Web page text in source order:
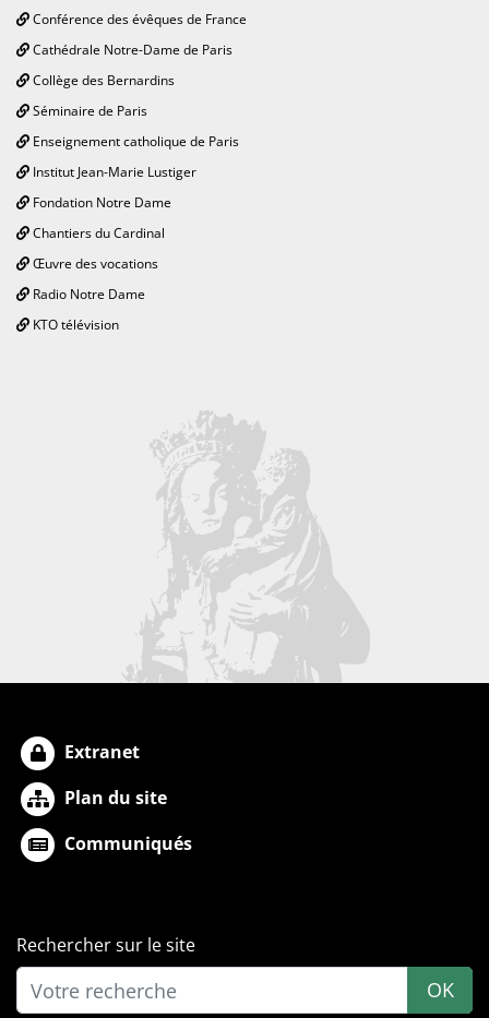
Conférence des évêques de France
Cathédrale Notre-Dame de Paris
Collège des Bernardins
Séminaire de Paris
Enseignement catholique de Paris
Institut Jean-Marie Lustiger
Fondation Notre Dame
Chantiers du Cardinal
Œuvre des vocations
Radio Notre Dame
KTO télévision
Extranet
Plan du site
Communiqués
Rechercher sur le site
OK